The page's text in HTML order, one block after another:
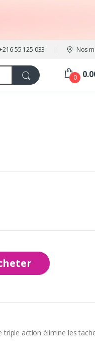
55 125 033 Nos
0
triple action élimine les